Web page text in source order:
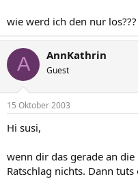
wie werd ich den nur los???
A AnnKathrin
Guest
15 Oktober 2003
Hi susi,
wenn dir das gerade an
Ratschlag nichts. Dann